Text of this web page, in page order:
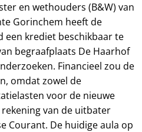
en wethouders (B&W) van
Gorinchem heeft de
een krediet beschikbaar te
begraafplaats De Haarhof
Financieel zou de
omdat zowel de
voor de nieuwe
van de uitbater
Courant. De huidige aula op